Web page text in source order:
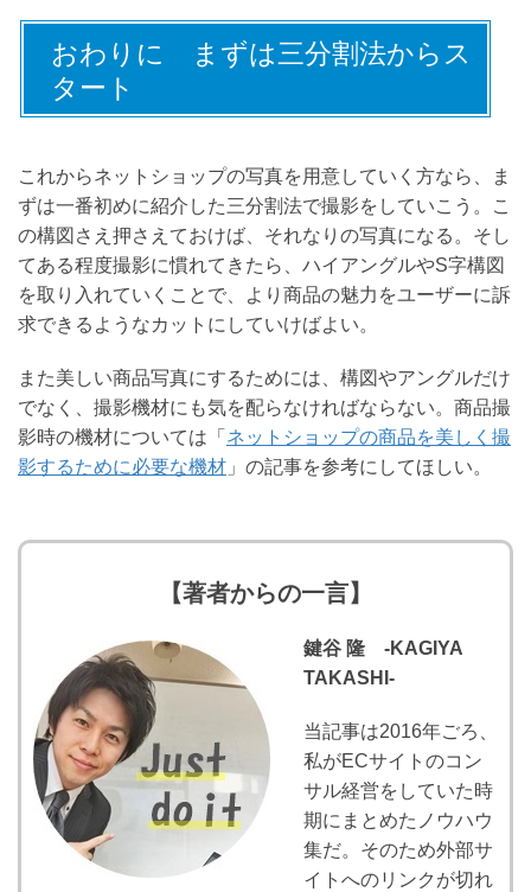
おわりに まずは三分割法からス
タート
これからネットショップの写真を用意していく方なら、ま
ずは一番初めに紹介した三分割法で撮影をしていこう。こ
の構図さえ押さえておけば、それなりの写真になる。そし
てある程度撮影に慣れてきたら、ハイアングルやS字構図
を取り入れていくことで、より商品の魅力をユーザーに訴
求できるようなカットにしていけばよい。
また美しい商品写真にするためには、構図やアングルだけ
でなく、撮影機材にも気を配らなければならない。商品撮
影時の機材については「 ネットショップの商品を美しく撮
影するために必要な機材 」の記事を参考にしてほしい。
【著者からの一言】
鍵谷 隆 -KAGIYA
TAKASHI-
当記事は2016年ごろ、
私がECサイトのコン
サル経営をしていた時
期にまとめたノウハウ
集だ。そのため外部サ
イトへのリンクが切れ